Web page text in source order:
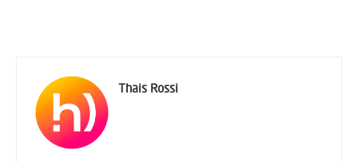
Thais Rossi